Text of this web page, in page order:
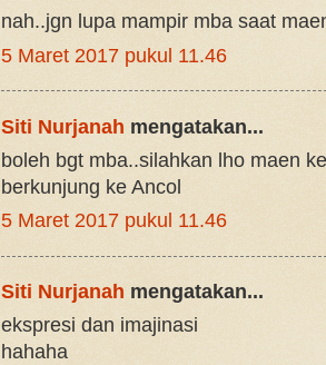
nah..jgn lupa mampir mba saat
5 Maret 2017 pukul 11.46
Siti Nurjanah mengatakan...
boleh bgt mba..silahkan lho maen
berkunjung ke Ancol
5 Maret 2017 pukul 11.46
Siti Nurjanah mengatakan...
ekspresi dan imajinasi
hahaha